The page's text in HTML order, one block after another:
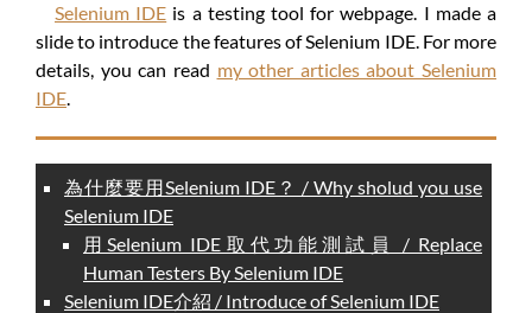
Selenium IDE is a testing tool for webpage. I made a
slide to introduce the features of Selenium IDE. For more
details, you can read my other articles about Selenium
IDE.
為什麼要用Selenium IDE？ / Why sholud you use
Selenium IDE
用Selenium IDE取代功能測試員 / Replace
Human Testers By Selenium IDE
Selenium IDE介紹 / Introduce of Selenium IDE